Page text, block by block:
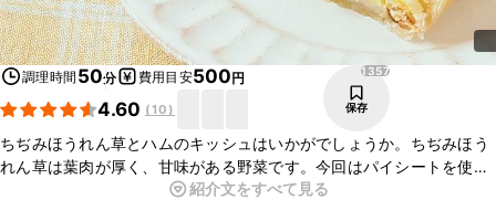
調理時間 50分 費用目安500円
4.60 (10)
1357
保存
ちぢみほうれん草とハムのキッシュはいかがでしょうか。ちぢみほう
れん草は葉肉が厚く、甘味がある野菜です。今回はパイシートを使っ
てお手軽なキッシュにしてみました。しっかりした味付けでお酒のお
紹介文をすべて見る